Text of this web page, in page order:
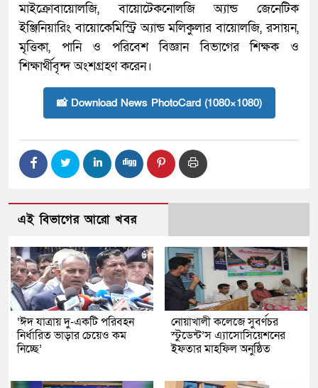
মাইক্রোবায়োলজি, বায়োটেকনোলজি অ্যান্ড জেনেটিক
ইঞ্জিনিয়ারিং বায়োকেমিস্ট্রি অ্যান্ড মলিকুলার বায়োলজি, রসায়ন,
মৃত্তিকা, পানি ও পরিবেশ বিজ্ঞান বিভাগের শিক্ষক ও
শিক্ষার্থীবৃন্দ অংশগ্রহণ করেন।
📸 Download News PhotoCard (1080×1080)
এই বিভাগের আরো খবর
‘ঈদ যাত্রায় দু-একটি পরিবহন
নির্ধারিত ভাড়ার চেয়েও কম
নিচ্ছে’
নোয়াখালী কলেজে সুবর্ণচর
স্টুডেন্ট’স এ্যাসোসিয়েশনের
ইফতার মাহফিল অনুষ্ঠিত